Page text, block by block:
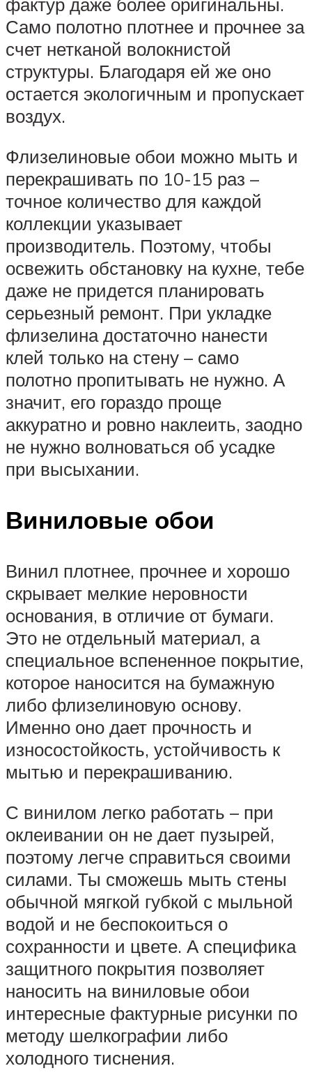
Само полотно плотнее и прочнее за
счет нетканой волокнистой
структуры. Благодаря ей же оно
остается экологичным и пропускает
воздух.
Флизелиновые обои можно мыть и
перекрашивать по 10-15 раз –
точное количество для каждой
коллекции указывает
производитель. Поэтому, чтобы
освежить обстановку на кухне, тебе
даже не придется планировать
серьезный ремонт. При укладке
флизелина достаточно нанести
клей только на стену – само
полотно пропитывать не нужно. А
значит, его гораздо проще
аккуратно и ровно наклеить, заодно
не нужно волноваться об усадке
при высыхании.
Виниловые обои
Винил плотнее, прочнее и хорошо
скрывает мелкие неровности
основания, в отличие от бумаги.
Это не отдельный материал, а
специальное вспененное покрытие,
которое наносится на бумажную
либо флизелиновую основу.
Именно оно дает прочность и
износостойкость, устойчивость к
мытью и перекрашиванию.
С винилом легко работать – при
оклеивании он не дает пузырей,
поэтому легче справиться своими
силами. Ты сможешь мыть стены
обычной мягкой губкой с мыльной
водой и не беспокоиться о
сохранности и цвете. А специфика
защитного покрытия позволяет
наносить на виниловые обои
интересные фактурные рисунки по
методу шелкографии либо
холодного тиснения.